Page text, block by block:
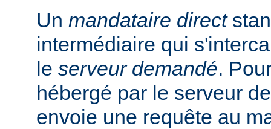
Un mandataire direct
intermédiaire qui
le serveur demandé.
hébergé par le serveur
envoie une requête au